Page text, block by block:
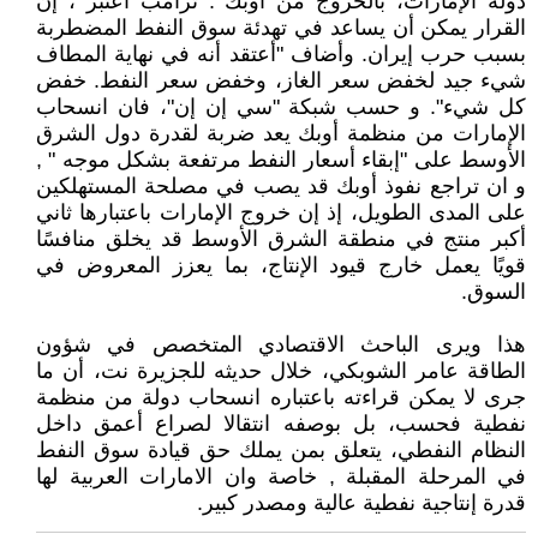
القرار يمكن أن يساعد في تهدئة سوق النفط المضطربة
بسبب حرب إيران. وأضاف "أعتقد أنه في نهاية المطاف
شيء جيد لخفض سعر الغاز، وخفض سعر النفط. خفض
كل شيء". و حسب شبكة "سي إن إن"، فان انسحاب
الإمارات من منظمة أوبك يعد ضربة لقدرة دول الشرق
الأوسط على "إبقاء أسعار النفط مرتفعة بشكل موجه " ,
و ان تراجع نفوذ أوبك قد يصب في مصلحة المستهلكين
على المدى الطويل، إذ إن خروج الإمارات باعتبارها ثاني
أكبر منتج في منطقة الشرق الأوسط قد يخلق منافسًا
قويًا يعمل خارج قيود الإنتاج، بما يعزز المعروض في
السوق.
هذا ويرى الباحث الاقتصادي المتخصص في شؤون
الطاقة عامر الشوبكي، خلال حديثه للجزيرة نت، أن ما
جرى لا يمكن قراءته باعتباره انسحاب دولة من منظمة
نفطية فحسب، بل بوصفه انتقالا لصراع أعمق داخل
النظام النفطي، يتعلق بمن يملك حق قيادة سوق النفط
في المرحلة المقبلة , خاصة وان الامارات العربية لها
قدرة إنتاجية نفطية عالية ومصدر كبير.